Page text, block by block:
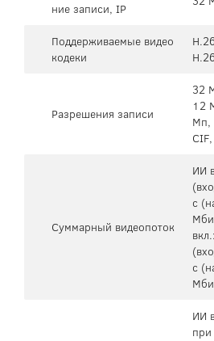
ние записи, IP
Поддерживаемые видео
кодеки
Разрешения записи
32
12
Мп,
Суммарный видеопоток
ИИ
с
с
ИИ